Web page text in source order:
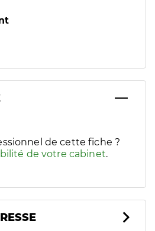
handicaps/besoins
de cette fiche ?
de votre cabinet.